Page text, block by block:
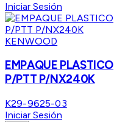
Iniciar Sesión
KENWOOD
EMPAQUE PLASTICO
P/PTT P/NX240K
K29-9625-03
Iniciar Sesión